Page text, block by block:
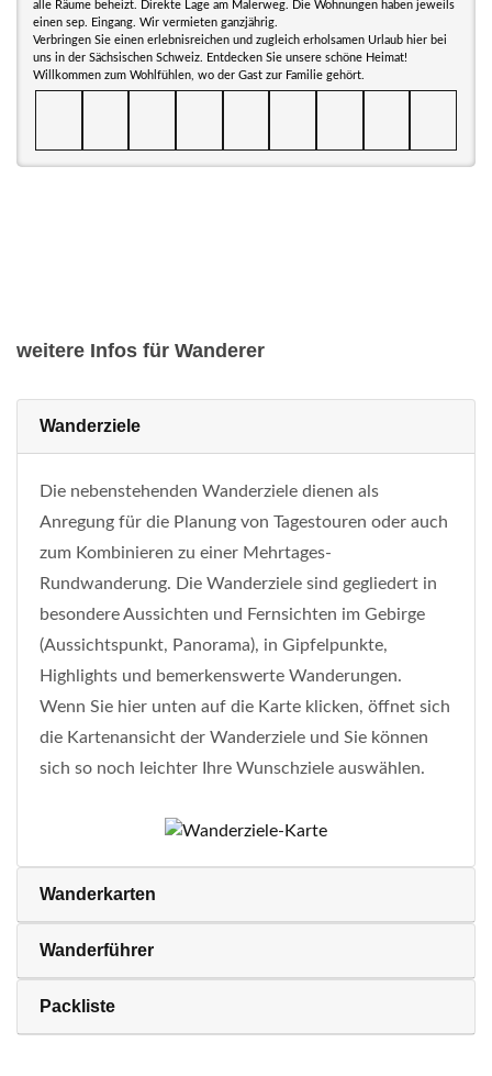
alle Räume beheizt. Direkte Lage am Malerweg. Die Wohnungen haben jeweils
einen sep. Eingang. Wir vermieten ganzjährig.
Verbringen Sie einen erlebnisreichen und zugleich erholsamen Urlaub hier bei
uns in der Sächsischen Schweiz. Entdecken Sie unsere schöne Heimat!
Willkommen zum Wohlfühlen, wo der Gast zur Familie gehört.
weitere Infos für Wanderer
Wanderziele
Die nebenstehenden Wanderziele dienen als
Anregung für die Planung von Tagestouren oder auch
zum Kombinieren zu einer Mehrtages-
Rundwanderung. Die Wanderziele sind gegliedert in
besondere Aussichten und Fernsichten im Gebirge
(Aussichtspunkt, Panorama), in Gipfelpunkte,
Highlights und bemerkenswerte Wanderungen.
Wenn Sie hier unten auf die Karte klicken, öffnet sich
die Kartenansicht der Wanderziele und Sie können
sich so noch leichter Ihre Wunschziele auswählen.
Wanderkarten
Wanderführer
Packliste